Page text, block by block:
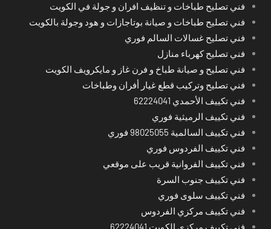
فني تصليح طباخات و تنظيف افران و جولة في الكويت
فني تصليح طباخات و صيانة بوتاجازات و هود وجولة بالكويت
فني تصليح غسالات السالم فوري
فني تصليح كهرباء منازل
فني تصليح و صيانة طباخ و فرن غاز و مايكرويف الكويت
فني تصليح وتركيب قطع غيار أفران وطباخات
فني تكييف الأحمدي 62224041
فني تكييف الرميثية فوري
فني تكييف السالمية 98025055 فوري
فني تكييف الفردوس فوري
فني تكييف الفروانية قريب على موقعي
فني تكييف جنوب السرة
فني تكييف سلوى فوري
فني تكييف مركزي الفردوس
فني تكييف مركزي الكويت 62224041